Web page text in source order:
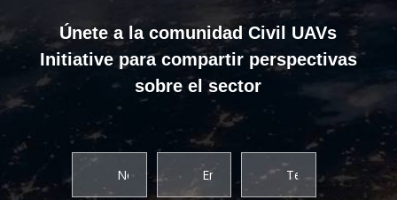
Únete a la comunidad Civil UAVs
Initiative para compartir perspectivas
sobre el sector